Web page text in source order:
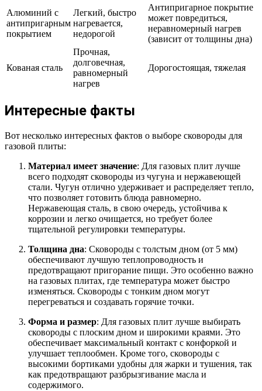
Алюминий с
антипригарным
покрытием
Легкий, быстро
нагревается,
недорогой
Антипригарное покрытие
может повредиться,
неравномерный нагрев
(зависит от толщины дна)
Кованая сталь
Прочная,
долговечная,
равномерный
нагрев
Дорогостоящая, тяжелая
Интересные факты
Вот несколько интересных фактов о выборе сковороды для
газовой плиты:
Материал имеет значение: Для газовых плит лучше
всего подходят сковороды из чугуна и нержавеющей
стали. Чугун отлично удерживает и распределяет тепло,
что позволяет готовить блюда равномерно.
Нержавеющая сталь, в свою очередь, устойчива к
коррозии и легко очищается, но требует более
тщательной регулировки температуры.
Толщина дна: Сковороды с толстым дном (от 5 мм)
обеспечивают лучшую теплопроводность и
предотвращают пригорание пищи. Это особенно важно
на газовых плитах, где температура может быстро
изменяться. Сковороды с тонким дном могут
перегреваться и создавать горячие точки.
Форма и размер: Для газовых плит лучше выбирать
сковороды с плоским дном и широкими краями. Это
обеспечивает максимальный контакт с конфоркой и
улучшает теплообмен. Кроме того, сковороды с
высокими бортиками удобны для жарки и тушения, так
как предотвращают разбрызгивание масла и
содержимого.